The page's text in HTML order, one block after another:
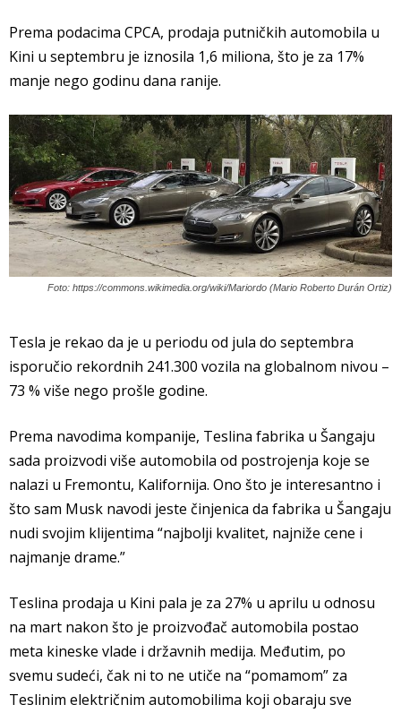
Prema podacima CPCA, prodaja putničkih automobila u
Kini u septembru je iznosila 1,6 miliona, što je za 17%
manje nego godinu dana ranije.
Foto: https://commons.wikimedia.org/wiki/Mariordo (Mario Roberto Durán Ortiz)
Tesla je rekao da je u periodu od jula do septembra
isporučio rekordnih 241.300 vozila na globalnom nivou –
73 % više nego prošle godine.
Prema navodima kompanije, Teslina fabrika u Šangaju
sada proizvodi više automobila od postrojenja koje se
nalazi u Fremontu, Kalifornija. Ono što je interesantno i
što sam Musk navodi jeste činjenica da fabrika u Šangaju
nudi svojim klijentima “najbolji kvalitet, najniže cene i
najmanje drame.”
Teslina prodaja u Kini pala je za 27% u aprilu u odnosu
na mart nakon što je proizvođač automobila postao
meta kineske vlade i državnih medija. Međutim, po
svemu sudeći, čak ni to ne utiče na “pomamom” za
Teslinim električnim automobilima koji obaraju sve